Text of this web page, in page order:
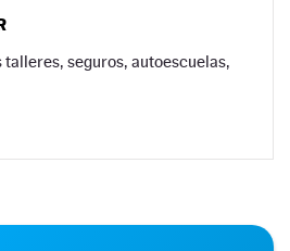
seguros, autoescuelas,